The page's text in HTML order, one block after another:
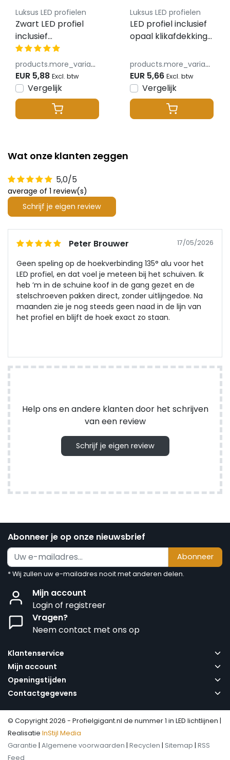
Luksus LED profielen
Zwart LED profiel
inclusief
klikafdekking 15mm
x 15,69mm -
302ZWART
products.more_variants_available
EUR 5,88 Excl. btw
Vergelijk
Luksus LED profielen
LED profiel inclusief
opaal klikafdekking
302ALU
products.more_variants_available
EUR 5,66 Excl. btw
Vergelijk
Wat onze klanten zeggen
5,0/5
average of 1 review(s)
Schrijf je eigen review
Peter Brouwer 17/05/2026
Geen speling op de hoekverbinding 135° alu voor het
LED profiel, en dat voel je meteen bij het schuiven. Ik
heb ’m in de schuine koof in de gang gezet en de
stelschroeven pakken direct, zonder uitlijngedoe. Na
maanden zie je nog steeds geen naad in de lijn van
het profiel en blijft de hoek exact zo staan.
Help ons en andere klanten door het schrijven
van een review
Schrijf je eigen review
Abonneer je op onze nieuwsbrief
Abonneer
* Wij zullen uw e-mailadres nooit met anderen delen.
Mijn account
Login of registreer
Vragen?
Neem contact met ons op
Klantenservice
Mijn account
Openingstijden
Contactgegevens
© Copyright 2026 - Profielgigant.nl de nummer 1 in LED lichtlijnen |
Realisatie InStijl Media
Garantie | Algemene voorwaarden | Recyclen | Sitemap | RSS
Feed